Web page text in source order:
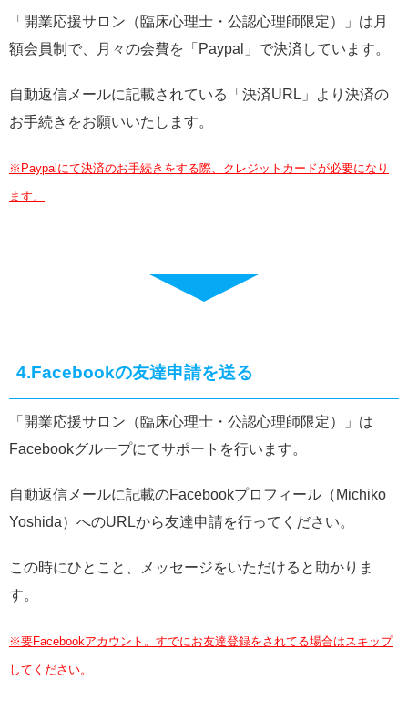
「開業応援サロン（臨床心理士・公認心理師限定）」は月
額会員制で、月々の会費を「Paypal」で決済しています。
自動返信メールに記載されている「決済URL」より決済の
お手続きをお願いいたします。
※Paypalにて決済のお手続きをする際、クレジットカードが必要になり
ます。
4.Facebookの友達申請を送る
「開業応援サロン（臨床心理士・公認心理師限定）」は
Facebookグループにてサポートを行います。
自動返信メールに記載のFacebookプロフィール（Michiko
Yoshida）へのURLから友達申請を行ってください。
この時にひとこと、メッセージをいただけると助かりま
す。
※要Facebookアカウント。すでにお友達登録をされてる場合はスキップ
してください。